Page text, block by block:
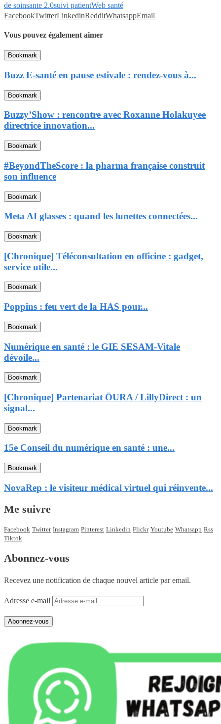
de soinsante 2.0suivi patientWeb santé
FacebookTwitterLinkedinRedditWhatsappEmail
Vous pouvez également aimer
Bookmark
Buzz E-santé en pause estivale : rendez-vous à...
Bookmark
Buzzy’Show : rencontre avec Roxanne Holakuyee
directrice innovation...
Bookmark
#BeyondTheScore : la pharma française construit
son influence
Bookmark
Meta AI glasses : quand les lunettes connectées...
Bookmark
[Chronique] Téléconsultation en officine : gadget,
service utile...
Bookmark
Poppins : feu vert de la HAS pour...
Bookmark
Numérique en santé : le GIE SESAM-Vitale
dévoile...
Bookmark
[Chronique] Partenariat ŌURA / LillyDirect : un
signal...
Bookmark
15e Conseil du numérique en santé : une...
Bookmark
NovaRep : le visiteur médical virtuel qui réinvente...
Me suivre
Facebook Twitter Instagram Pinterest Linkedin Flickr Youtube Whatsapp Rss
Tiktok
Abonnez-vous
Recevez une notification de chaque nouvel article par email.
Adresse e-mail
Abonnez-vous